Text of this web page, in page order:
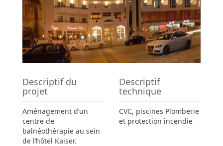
Descriptif du
projet
Aménagement d’un
centre de
balnéothérapie au sein
de l’hôtel Kaiser.
Descriptif
technique
CVC, piscines Plomberie
et protection incendie